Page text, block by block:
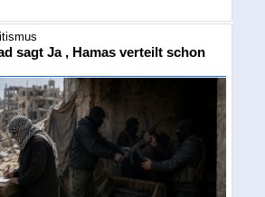
sagt Ja , Hamas verteilt schon